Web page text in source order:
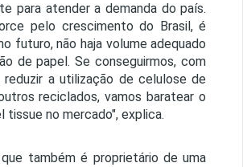
para atender a demanda do país.
pelo crescimento do Brasil, é
futuro, não haja volume adequado
de papel. Se conseguirmos, com
reduzir a utilização de celulose de
reciclados, vamos baratear o
tissue no mercado", explica.
também é proprietário de uma